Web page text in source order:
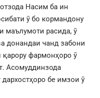
Насим ба ин
ӯ бо кормандону
маълумоти расида, ӯ
донандаи чанд забони
фармонҳоро ӯ
Асомуддинзода
бе имзои ӯ